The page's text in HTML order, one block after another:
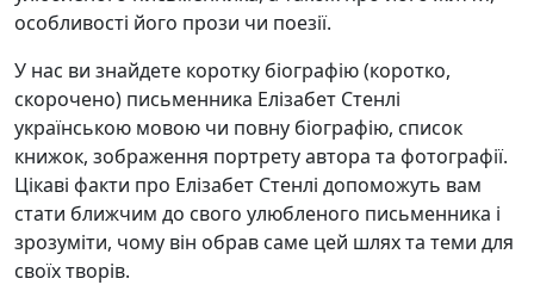
особливості його прози чи поезії.
У нас ви знайдете коротку біографію (коротко,
скорочено) письменника Елізабет Стенлі
українською мовою чи повну біографію, список
книжок, зображення портрету автора та фотографії.
Цікаві факти про Елізабет Стенлі допоможуть вам
стати ближчим до свого улюбленого письменника і
зрозуміти, чому він обрав саме цей шлях та теми для
своїх творів.